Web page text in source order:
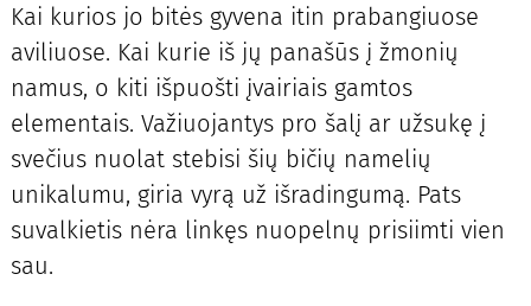
Kai kurios jo bitės gyvena itin prabangiuose
aviliuose. Kai kurie iš jų panašūs į žmonių
namus, o kiti išpuošti įvairiais gamtos
elementais. Važiuojantys pro šalį ar užsukę į
svečius nuolat stebisi šių bičių namelių
unikalumu, giria vyrą už išradingumą. Pats
suvalkietis nėra linkęs nuopelnų prisiimti vien
sau.